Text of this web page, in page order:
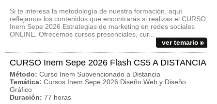
Si te interesa la metodología de nuestra formación, aquí
reflejamos los contenidos que encontrarás si realizas el CURSO
Inem Sepe 2026 Estrategias de marketing en redes sociales
ONLINE. Ofrecemos cursos presenciales, cur...
ver temario
CURSO Inem Sepe 2026 Flash CS5 A DISTANCIA
Método: Curso Inem Subvencionado a Distancia
Temática: Cursos Inem Sepe 2026 Diseño Web y Diseño
Gráfico
Duración: 77 horas